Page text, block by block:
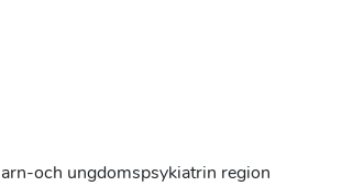
och ungdomspsykiatrin region